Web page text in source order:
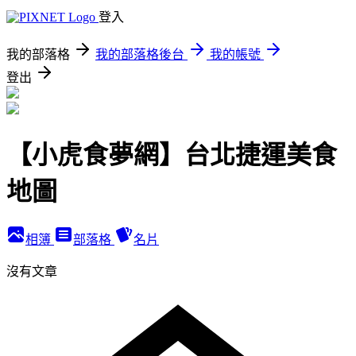
登入
我的部落格 我的部落格後台
我的帳號
登出
【小虎食夢網】台北捷運美食
地圖
相簿 部落格 名片
沒有文章